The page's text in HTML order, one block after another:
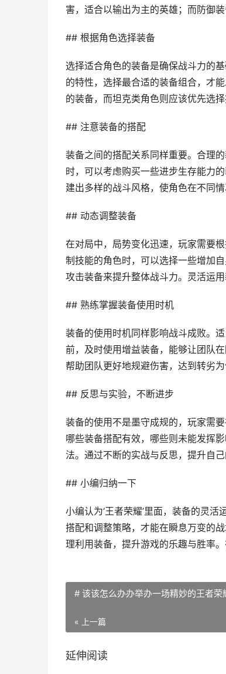
害，适合以输出为主的英雄；而防御
## 根据角色选择装备
选择适合角色的装备是确保战斗力的
的特性，选择最合适的装备组合，才
的装备，而坦克类角色则应该优先选
## 注意装备的搭配
装备之间的搭配关系同样重要。合理
时，可以考虑购买一些进步生存能力
建出多样的战斗风格，使角色在不同情
## 动态调整装备
在对局中，局势变化迅速，玩家需要
制技能的角色时，可以选择一些增加
攻击装备来提升整体战斗力。灵活运
## 熟练掌握装备使用时机
装备的使用时机同样影响战斗成败。
前，及时使用增益装备，能够让团队
帮助团队更好地规避伤害，达到转劣为
## 反思与实验，不断进步
装备的使用不是墨守成规的，玩家需
哪些装备搭配有效，哪些则未能发挥
法。通过不断的实战与反思，提升自己
## 小编归纳一下
小编认为‘王者荣耀’里面，装备的灵
搭配和调整策略，才能在瞬息万变的
理利用装备，提升游戏的乐趣与胜率
# 该该怎么办办举办一场精妙的王者荣
« 上一篇
延伸阅读